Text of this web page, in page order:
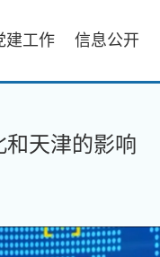
建工作 信息公开
天津的影响